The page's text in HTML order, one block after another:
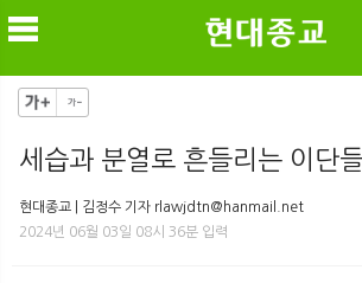
세습과 분열로 흔들리는 이단
현대종교 | 김정수 기자 rlawjdtn@hanmail.net
2024년 06월 03일 08시 36분 입력